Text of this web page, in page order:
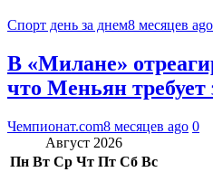
Спорт день за днем8 месяцев ago
В «Милане»
что Меньян требует
Чемпионат.com8 месяцев ago 0
Август 2026
Пн Вт Ср Чт Пт Сб Вс